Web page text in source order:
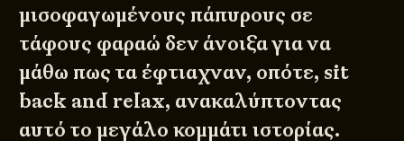
μισοφαγωμένους πάπυρους σε
τάφους φαραώ δεν άνοιξα για να
μάθω πως τα έφτιαχναν, οπότε, sit
back and relax, ανακαλύπτοντας
αυτό το μεγάλο κομμάτι ιστορίας.